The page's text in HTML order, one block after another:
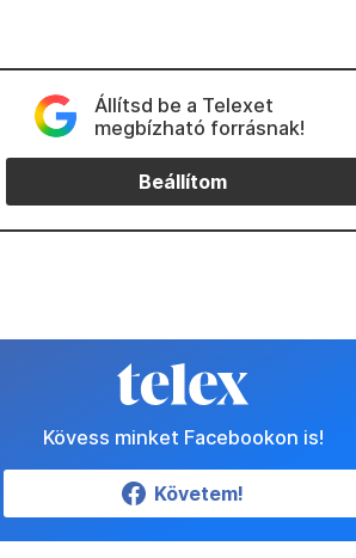
Állítsd be a Telexet
megbízható forrásnak!
Beállítom
Kövess minket Facebookon is!
Követem!